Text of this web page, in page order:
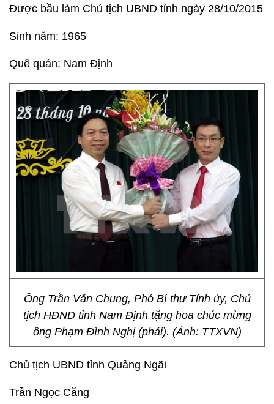
Được bầu làm Chủ tịch UBND tỉnh ngày 28/10/2015
Sinh năm: 1965
Quê quán: Nam Định
Ông Trần Văn Chung, Phó Bí thư Tỉnh ủy, Chủ
tịch HĐND tỉnh Nam Định tặng hoa chúc mừng
ông Phạm Đình Nghị (phải). (Ảnh: TTXVN)
Chủ tịch UBND tỉnh Quảng Ngãi
Trần Ngọc Căng